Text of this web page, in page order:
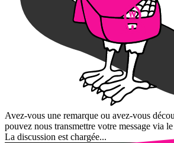
Avez-vous une remarque ou avez-vous
pouvez nous transmettre votre message via
La discussion est chargée...